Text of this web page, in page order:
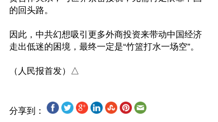
的回头路。
因此，中共幻想吸引更多外商投资来带动中国经济
走出低迷的困境，最终一定是“竹篮打水一场空”。
分享到：